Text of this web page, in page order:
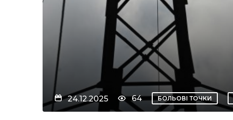
24.12.2025 64 БОЛЬОВІ ТОЧКИ